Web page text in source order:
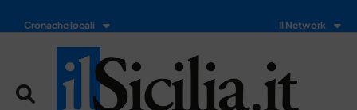
Cronache locali Il Network